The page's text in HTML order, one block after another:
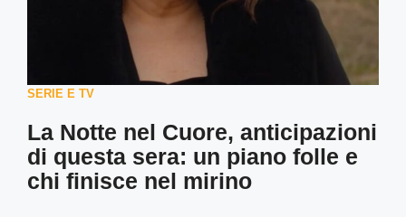
SERIE E TV
La Notte nel Cuore, anticipazioni
di questa sera: un piano folle e
chi finisce nel mirino